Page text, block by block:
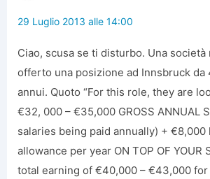
29 Luglio 2013 alle 14:00
Ciao, scusa se ti disturbo. Una società
offerto una posizione ad Innsbruck
annui. Quoto “For this role, they are
€32, 000 – €35,000 GROSS ANNUAL
salaries being paid annually) + €8,000
allowance per year ON TOP OF YOUR
total earning of €40,000 – €43,000